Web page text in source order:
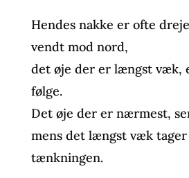
Hendes nakke er ofte
vendt mod nord,
det øje der er længst væk,
følge.
Det øje der er nærmest,
mens det længst væk tager
tænkningen.